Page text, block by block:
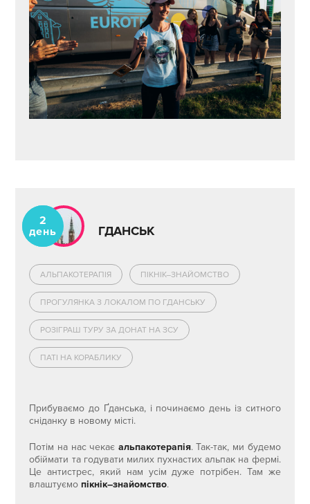
2
день
ГДАНСЬК
АЛЬПАКОТЕРАПІЯ ПІКНІК–ЗНАЙОМСТВО
ПРОГУЛЯНКА З ЛОКАЛОМ ПО ГДАНСЬКУ
РОЗІГРАШ ТУРУ ЗА ДОНАТ НА ЗСУ
ПАТІ НА КОРАБЛИКУ
Прибуваємо до Ґданська, і починаємо день із ситного
сніданку в новому місті.
Потім на нас чекає альпакотерапія. Так-так, ми будемо
обіймати та годувати милих пухнастих альпак на фермі.
Це антистрес, який нам усім дуже потрібен. Там же
влаштуємопікнік–знайомство.